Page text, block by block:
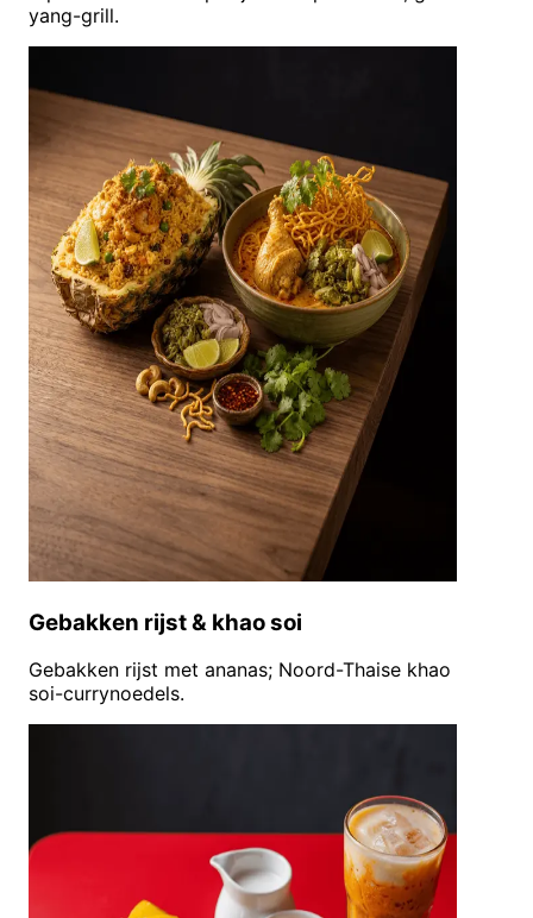
yang-grill.
Gebakken rijst & khao soi
Gebakken rijst met ananas; Noord-Thaise khao
soi-currynoedels.